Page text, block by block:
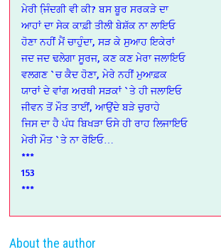
ਮੇਰੀ ਜਿ਼ੰਦਗੀ ਵੀ ਕੀ? ਬਸ ਬੂਰ ਸਰਕੜੇ ਦਾ
ਆਹਾਂ ਦਾ ਸੇਕ ਕਾਫ਼ੀ ਤੀਲੀ ਬੇਸ਼ੱਕ ਨਾ ਲਾਇਓ
ਹੋਣਾ ਨਹੀਂ ਮੈਂ ਚਾਹੁੰਦਾ, ਸੜ ਕੇ ਸੁਆਹ ਇਕੇਰਾਂ
ਜਦ ਜਦ ਢਲੇਗਾ ਸੂਰਜ, ਕਣ ਕਣ ਮੇਰਾ ਜਲਾਇਓ
ਵਲਗਣ `ਚ ਕੈਦ ਹੋਣਾ, ਮੇਰੇ ਨਹੀਂ ਮੁਆਫ਼ਕ
ਯਾਰਾਂ ਦੇ ਵਾਂਗ ਅਰਥੀ ਸੜਕਾਂ `ਤੇ ਹੀ ਜਲਾਇਓ
ਜੀਵਨ ਤੋਂ ਮੌਤ ਤਾਈਂਂ, ਆਉਂਦੇ ਬੜੇ ਚੁਰਾਹੇ
ਜਿਸ ਦਾ ਹੈ ਪੰਧ ਬਿਖੜਾ ਓਸੇ ਹੀ ਰਾਹ ਲਿਜਾਇਓ
ਮੇਰੀ ਮੌਤ `ਤੇ ਨਾ ਰੋਇਓ…
***
153
***
About the author